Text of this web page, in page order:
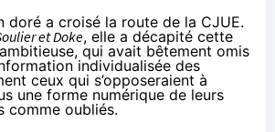
doré a croisé la route de la CJUE.
et Doke, elle a décapité cette
qui avait bêtement omis
individualisée des
ceux qui s’opposeraient à
une forme numérique de leurs
comme oubliés.